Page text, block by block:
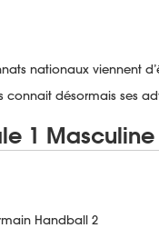
nationaux viennent
connait désormais ses
1 Masculine
Handball 2